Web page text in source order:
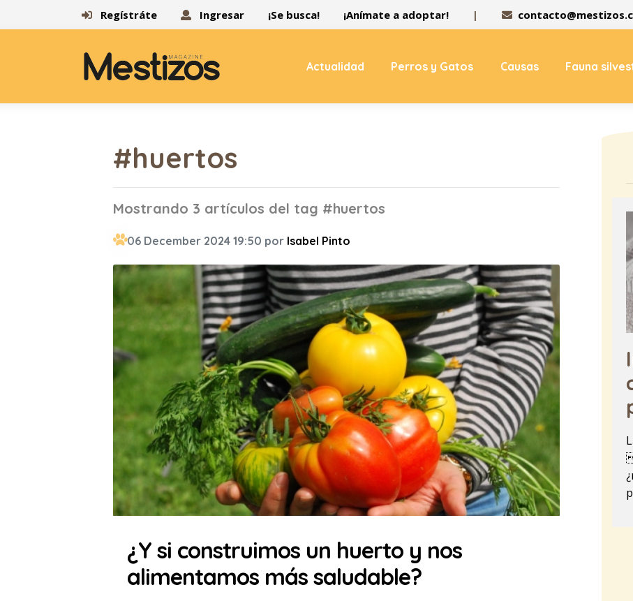
Regístráte Ingresar ¡Se busca! ¡Anímate a adoptar! |
Actualidad Perros y Gatos Causas Fauna
#huertos
Mostrando 3 artículos del tag #huertos
06 December 2024 19:50 por Isabel Pinto
¿Y si construimos un huerto y nos
alimentamos más saludable?